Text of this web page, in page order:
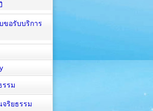
ขอรับบริการ
รรม
จริยธรรม